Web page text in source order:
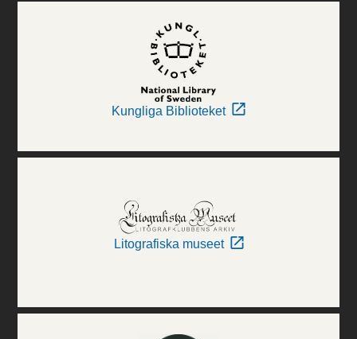
Kungliga Biblioteket
Litografiska museet